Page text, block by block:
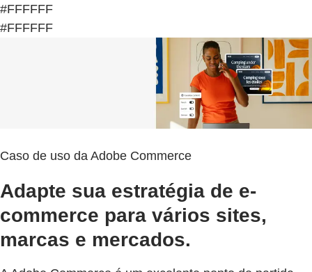
#FFFFFF
#FFFFFF
Caso de uso da Adobe Commerce
Adapte sua estratégia de e-
commerce para vários sites,
marcas e mercados.